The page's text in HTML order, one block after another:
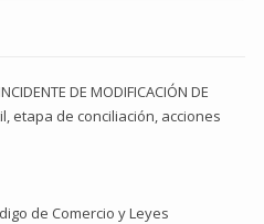
DE MODIFICACIÓN DE
etapa de conciliación, acciones
de Comercio y Leyes